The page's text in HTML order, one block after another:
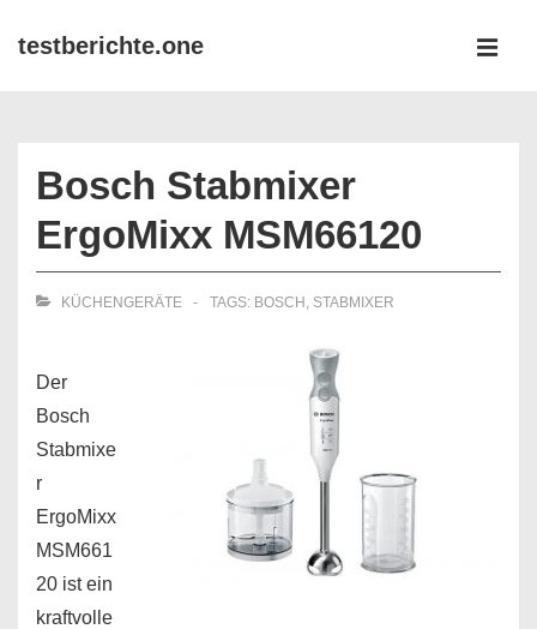
Zumtestberichte.one
Bosch Stabmixer
ErgoMixx MSM66120
KÜCHENGERÄTE TAGS: BOSCH , STABMIXER
Der
Bosch
Stabmixe
r
ErgoMixx
MSM661
20 ist ein
kraftvolle